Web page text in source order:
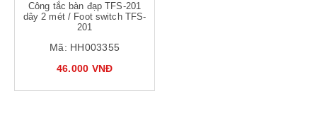
Công tắc bàn đạp TFS-201
dây 2 mét / Foot switch TFS-
201
Mã: HH003355
46.000 VNĐ